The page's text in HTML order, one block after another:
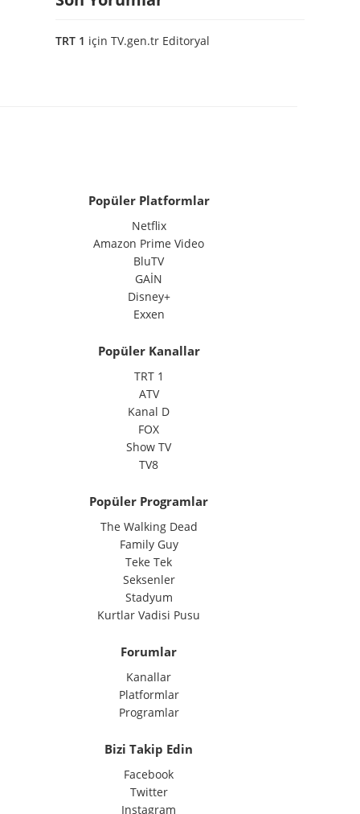
TRT 1 için TV.gen.tr Editoryal
Popüler Platformlar
Netflix
Amazon Prime Video
BluTV
GAİN
Disney+
Exxen
Popüler Kanallar
TRT 1
ATV
Kanal D
FOX
Show TV
TV8
Popüler Programlar
The Walking Dead
Family Guy
Teke Tek
Seksenler
Stadyum
Kurtlar Vadisi Pusu
Forumlar
Kanallar
Platformlar
Programlar
Bizi Takip Edin
Facebook
Twitter
Instagram